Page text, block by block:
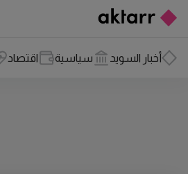
أخبار السويد سياسية اقتصاد